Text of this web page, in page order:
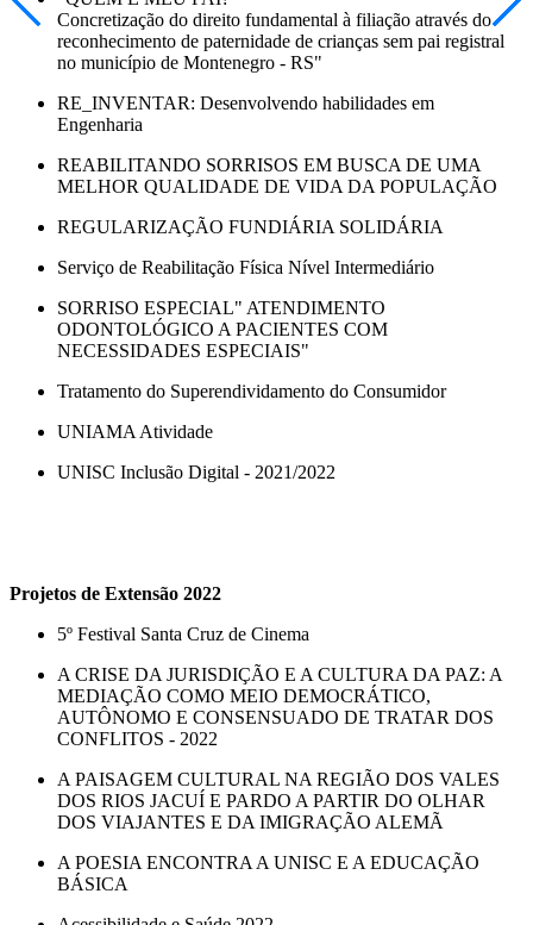
Concretização do direito fundamental à filiação através do
reconhecimento de paternidade de crianças sem pai registral
no município de Montenegro - RS"
RE_INVENTAR: Desenvolvendo habilidades em
Engenharia
REABILITANDO SORRISOS EM BUSCA DE UMA
MELHOR QUALIDADE DE VIDA DA POPULAÇÃO
REGULARIZAÇÃO FUNDIÁRIA SOLIDÁRIA
Serviço de Reabilitação Física Nível Intermediário
SORRISO ESPECIAL" ATENDIMENTO
ODONTOLÓGICO A PACIENTES COM
NECESSIDADES ESPECIAIS"
Tratamento do Superendividamento do Consumidor
UNIAMA Atividade
UNISC Inclusão Digital - 2021/2022
Projetos de Extensão 2022
5º Festival Santa Cruz de Cinema
A CRISE DA JURISDIÇÃO E A CULTURA DA PAZ: A
MEDIAÇÃO COMO MEIO DEMOCRÁTICO,
AUTÔNOMO E CONSENSUADO DE TRATAR DOS
CONFLITOS - 2022
A PAISAGEM CULTURAL NA REGIÃO DOS VALES
DOS RIOS JACUÍ E PARDO A PARTIR DO OLHAR
DOS VIAJANTES E DA IMIGRAÇÃO ALEMÃ
A POESIA ENCONTRA A UNISC E A EDUCAÇÃO
BÁSICA